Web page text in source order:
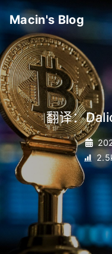
Macin's Blog
翻译：